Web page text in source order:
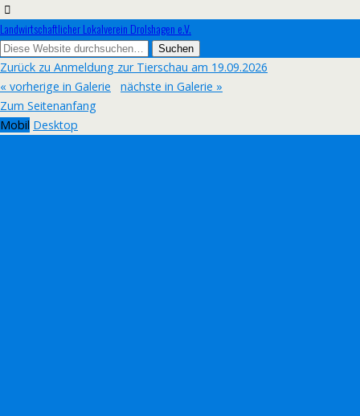
Landwirtschaftlicher Lokalverein Drolshagen e.V.
Zurück zu Anmeldung zur Tierschau am 19.09.2026
« vorherige in Galerie
nächste in Galerie »
Zum Seitenanfang
Mobil Desktop